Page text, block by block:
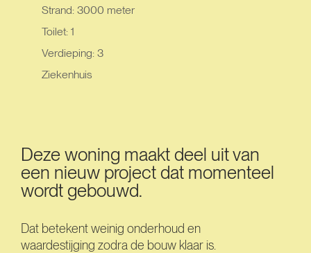
Strand: 3000 meter
Toilet: 1
Verdieping: 3
Ziekenhuis
Deze woning maakt deel uit van
een nieuw project dat momenteel
wordt gebouwd.
Dat betekent weinig onderhoud en
waardestijging zodra de bouw klaar is.